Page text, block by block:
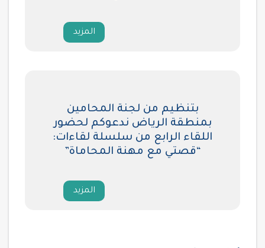
المزيد
بتنظيم من لجنة المحامين
بمنطقة الرياض ندعوكم لحضور
اللقاء الرابع من سلسلة لقاءات:
“قصتي مع مهنة المحاماة”
المزيد